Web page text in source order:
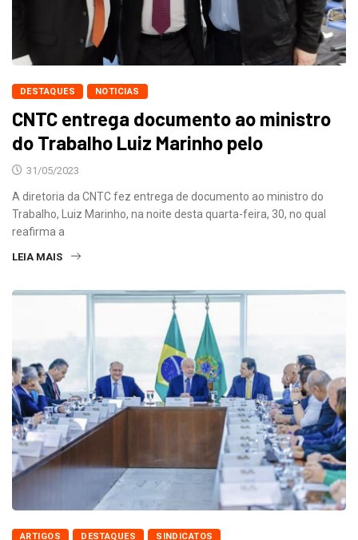
DESTAQUES NOTICIAS
CNTC entrega documento ao ministro
do Trabalho Luiz Marinho pelo
31/05/2023
A diretoria da CNTC fez entrega de documento ao ministro do
Trabalho, Luiz Marinho, na noite desta quarta-feira, 30, no qual
reafirma a
LEIA MAIS
ARTIGOS DESTAQUES SINDICATOS